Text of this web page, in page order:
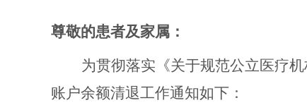
尊敬的患者及家属：
为贯彻落实《关于规范公立医疗
账户余额清退工作通知如下 ：